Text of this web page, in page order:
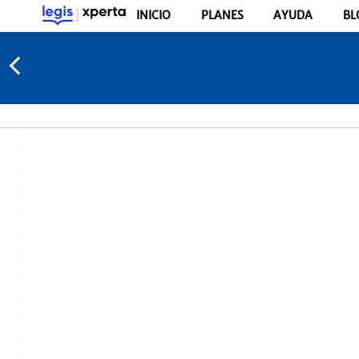
INICIO PLANES AYUDA